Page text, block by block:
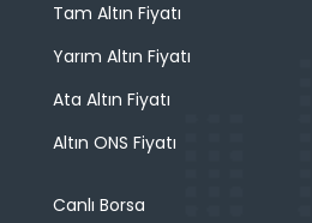
Tam Altın Fiyatı
Yarım Altın Fiyatı
Ata Altın Fiyatı
Altın ONS Fiyatı
Canlı Borsa